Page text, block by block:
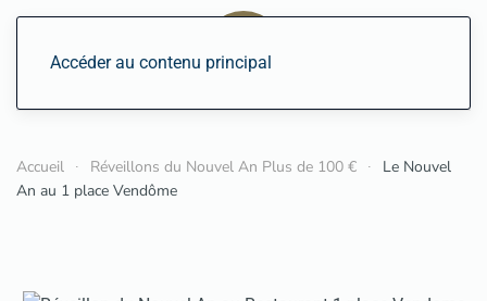
Accéder au contenu principal
Accueil Réveillons du Nouvel An Plus de 100 €
Le Nouvel
An au 1 place Vendôme